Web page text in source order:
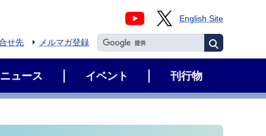
English Site
せ先 メルマガ登録
ニュース イベント 刊行物